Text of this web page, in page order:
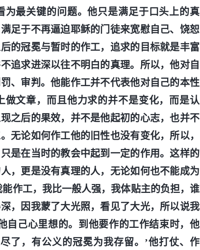
最关键的问题。他只是满足于口头上的真
足于不再逼迫耶稣的门徒来宽慰自己、饶恕
的冠冕与暂时的作工，追求的目标就是丰富
追求进深以往不明白的真理。所以，他对自
、审判。他能作工并不代表他对自己的本性
文章，而且他力求的并不是变化，而是认
之后的果效，并不是他起初的心志，也并不
无论如何作工他的旧性也没有变化，所以，
是在当时的教会中起到一定的作用。这样的
，更是没有真理的人，无论如何也不能成为
作工，我比一般人强，我体贴主的负担，谁
，因我蒙了大光照，看见了大光，所以说我
自己心里想的。到他要作的工作结束时，他
了，有公义的冠冕为我存留。’他打仗、作